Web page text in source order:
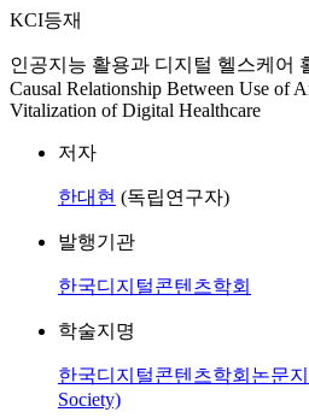
KCI등재
인공지능 활용과 디지털 헬스케어
Causal Relationship Between Use of
Vitalization of Digital Healthcare
저자
한대현 (독립연구자)
발행기관
한국디지털콘텐츠학회
학술지명
한국디지털콘텐츠학회논문지
Society)